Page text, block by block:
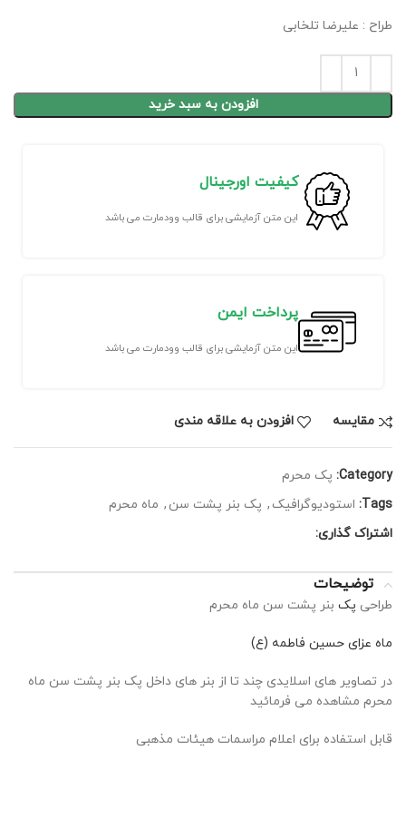
طراح : علیرضا تلخابی
افزودن به سبد خرید
کیفیت اورجینال
این متن آزمایشی برای قالب وودمارت می باشد
پرداخت ایمن
این متن آزمایشی برای قالب وودمارت می باشد
مقايسه افزودن به علاقه مندی
Category: پک محرم
Tags: استودیوگرافیک , پک بنر پشت سن , ماه محرم
اشتراک گذاری:
توضیحات
طراحی پک بنر پشت سن ماه محرم
ماه عزای حسین فاطمه (ع)
در تصاویر های اسلایدی چند تا از بنر های داخل پک بنر پشت سن ماه
محرم مشاهده می فرمائید
قابل استفاده برای اعلام مراسمات هیئات مذهبی